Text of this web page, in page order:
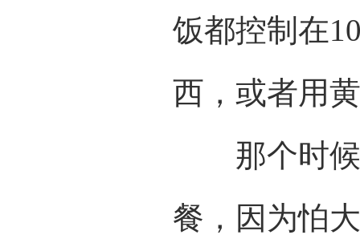
饭都控制在
西，或者用
那个时候
餐，因为怕